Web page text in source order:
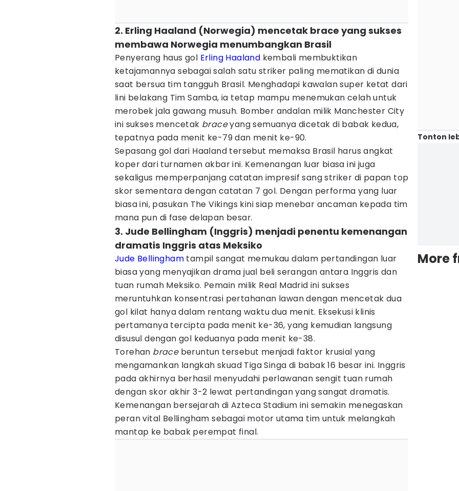
2. Erling Haaland (Norwegia) mencetak brace yang sukses
membawa Norwegia menumbangkan Brasil
Penyerang haus gol Erling Haaland kembali membuktikan
ketajamannya sebagai salah satu striker paling mematikan di dunia
saat bersua tim tangguh Brasil. Menghadapi kawalan super ketat dari
lini belakang Tim Samba, ia tetap mampu menemukan celah untuk
merobek jala gawang musuh. Bomber andalan milik Manchester City
ini sukses mencetak braceyang semuanya dicetak di babak kedua,
tepatnya pada menit ke-79 dan menit ke-90.
​Sepasang gol dari Haaland tersebut memaksa Brasil harus angkat
koper dari turnamen akbar ini. Kemenangan luar biasa ini juga
sekaligus memperpanjang catatan impresif sang striker di papan top
skor sementara dengan catatan 7 gol. Dengan performa yang luar
biasa ini, pasukan The Vikings kini siap menebar ancaman kepada tim
mana pun di fase delapan besar.
3. Jude Bellingham (Inggris) menjadi penentu kemenangan
dramatis Inggris atas Meksiko
Jude Bellingham tampil sangat memukau dalam pertandingan luar
biasa yang menyajikan drama jual beli serangan antara Inggris dan
tuan rumah Meksiko. Pemain milik Real Madrid ini sukses
meruntuhkan konsentrasi pertahanan lawan dengan mencetak dua
gol kilat hanya dalam rentang waktu dua menit. Eksekusi klinis
pertamanya tercipta pada menit ke-36, yang kemudian langsung
disusul dengan gol keduanya pada menit ke-38.
​Torehan braceberuntun tersebut menjadi faktor krusial yang
mengamankan langkah skuad Tiga Singa di babak 16 besar ini. Inggris
pada akhirnya berhasil menyudahi perlawanan sengit tuan rumah
dengan skor akhir 3-2 lewat pertandingan yang sangat dramatis.
Kemenangan bersejarah di Azteca Stadium ini semakin menegaskan
peran vital Bellingham sebagai motor utama tim untuk melangkah
mantap ke babak perempat final.
Tonton
More